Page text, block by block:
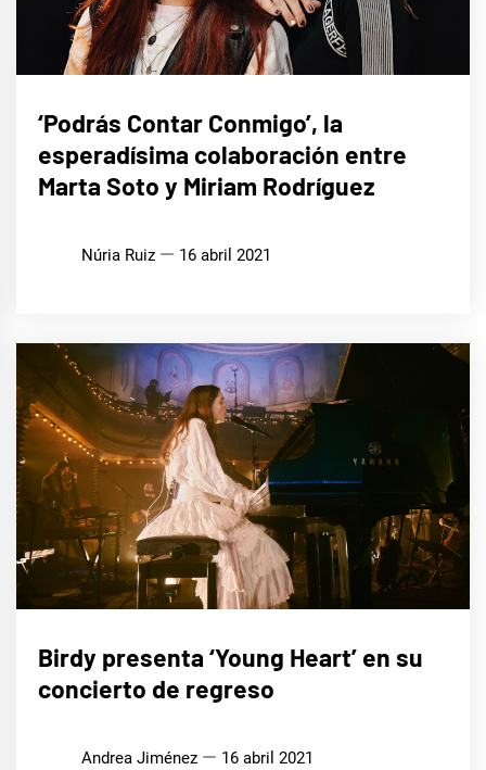
‘Podrás Contar Conmigo’, la
esperadísima colaboración entre
Marta Soto y Miriam Rodríguez
Núria Ruiz 16 abril 2021
Birdy presenta ‘Young Heart’ en su
concierto de regreso
Andrea Jiménez 16 abril 2021